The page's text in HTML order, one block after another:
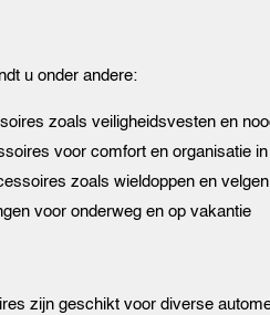
u onder andere:
zoals veiligheidsvesten en
voor comfort en organisatie
zoals wieldoppen en velgen
voor onderweg en op vakantie
zijn geschikt voor diverse